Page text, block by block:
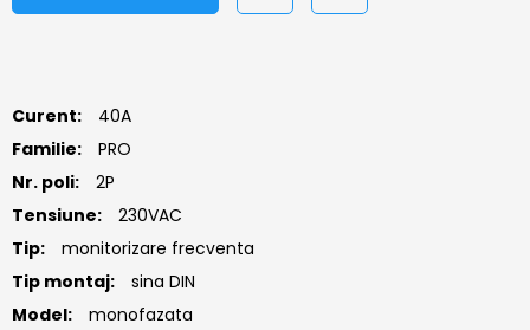
Curent:
40A
Familie:
PRO
Nr. poli:
2P
Tensiune:
230VAC
Tip:
monitorizare frecventa
Tip montaj:
sina DIN
Model:
monofazata